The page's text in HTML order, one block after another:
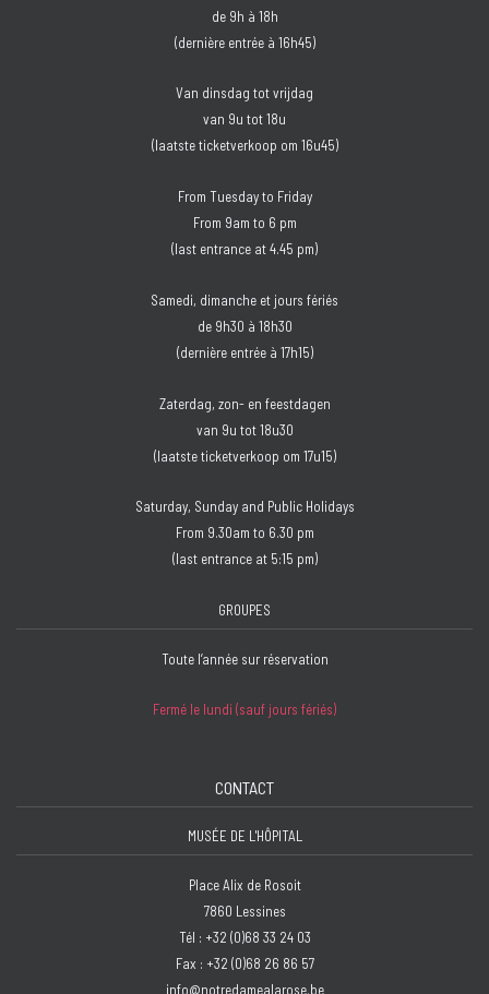
de 9h à 18h
(dernière entrée à 16h45)
Van dinsdag tot vrijdag
van 9u tot 18u
(laatste ticketverkoop om 16u45)
From Tuesday to Friday
From 9am to 6 pm
(last entrance at 4.45 pm)
Samedi, dimanche et jours fériés
de 9h30 à 18h30
(dernière entrée à 17h15)
Zaterdag, zon- en feestdagen
van 9u tot 18u30
(laatste ticketverkoop om 17u15)
Saturday, Sunday and Public Holidays
From 9.30am to 6.30 pm
(last entrance at 5:15 pm)
GROUPES
Toute l’année sur réservation
Fermé le lundi (sauf jours fériés)
CONTACT
MUSÉE DE L'HÔPITAL
Place Alix de Rosoit
7860 Lessines
Tél : +32 (0)68 33 24 03
Fax : +32 (0)68 26 86 57
info@notredamealarose.be